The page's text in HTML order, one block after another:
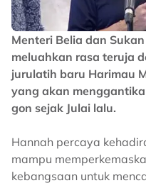
Menteri Belia dan
meluahkan rasa teruja
jurulatih baru Harimau
yang akan
gon sejak Julai lalu.
Hannah percaya
mampu
kebangsaan untuk